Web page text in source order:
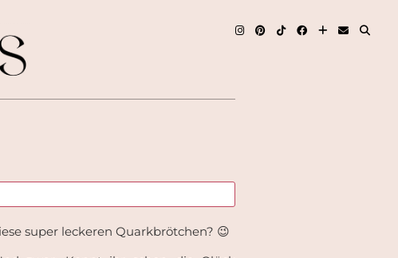
super leckeren Quarkbrötchen? 😉